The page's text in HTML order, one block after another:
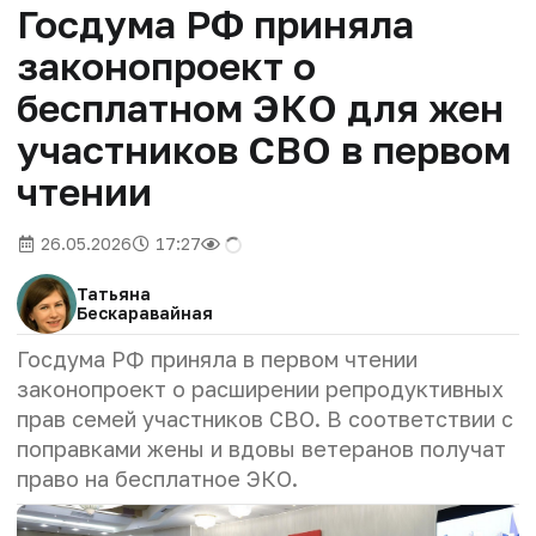
Госдума РФ приняла
законопроект о
бесплатном ЭКО для жен
участников СВО в первом
чтении
26.05.2026 17:27
Татьяна
Бескаравайная
Госдума РФ приняла в первом чтении
законопроект о расширении репродуктивных
прав семей участников СВО. В соответствии с
поправками жены и вдовы ветеранов получат
право на бесплатное ЭКО.